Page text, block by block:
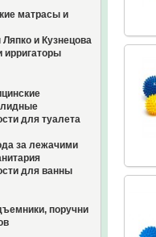
матрасы и
и Кузнецова
ирригаторы
для туалета
за лежачими
для ванны
поручни